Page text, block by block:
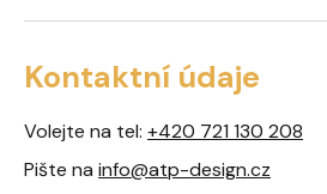
Kontaktní údaje
Volejte na tel: +420 721 130 208
Pište na info@atp-design.cz